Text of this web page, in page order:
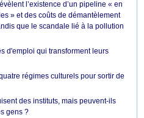
l’existence d’un pipeline « en
» et des coûts de démantèlement
que le scandale lié à la pollution
d'emploi qui transforment leurs
régimes culturels pour sortir de
des instituts, mais peuvent-ils
gens ?